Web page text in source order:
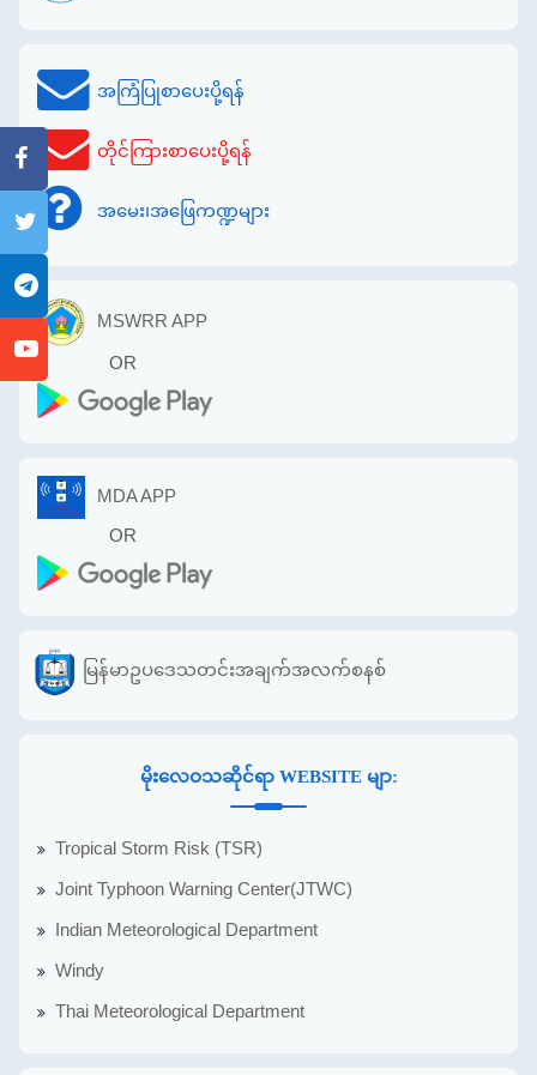
အကြံပြုစာပေးပို့ရန်
တိုင်ကြားစာပေးပို့ရန်
အမေး၊အဖြေကဏ္ဍများ
MSWRR APP
OR
MDA APP
OR
မြန်မာဥပဒေသတင်းအချက်အလက်စနစ်
မိုးလေဝသဆိုင်ရာ WEBSITE မျာ:
Tropical Storm Risk (TSR)
Joint Typhoon Warning Center(JTWC)
Indian Meteorological Department
Windy
Thai Meteorological Department